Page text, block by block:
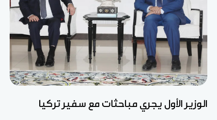
الوزير الأول يجري مباحثات مع سفير تركيا